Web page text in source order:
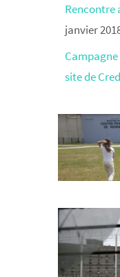
Rencontre
janvier
site de